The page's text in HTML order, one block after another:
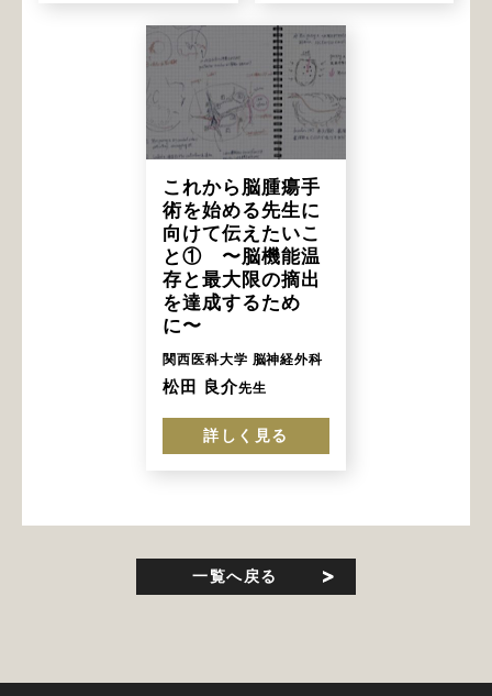
これから脳腫瘍手
術を始める先生に
向けて伝えたいこ
と① 〜脳機能温
存と最大限の摘出
を達成するため
に〜
関西医科大学 脳神経外科
松田 良介先生
詳しく見る
一覧へ戻る